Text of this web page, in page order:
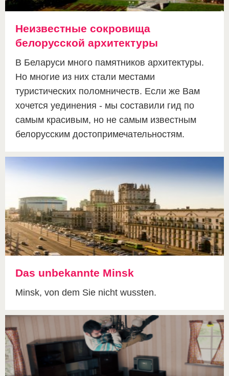
Неизвестные сокровища
белорусской архитектуры
В Беларуси много памятников архитектуры.
Но многие из них стали местами
туристических поломничеств. Если же Вам
хочется уединения - мы составили гид по
самым красивым, но не самым известным
белорусским достопримечательностям.
Das unbekannte Minsk
Minsk, von dem Sie nicht wussten.